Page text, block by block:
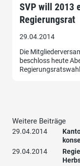
SVP will 2013
Regierungsrat
29.04.2014
Die
beschloss heute
Weitere Beiträge
29.04.2014
29.04.2014